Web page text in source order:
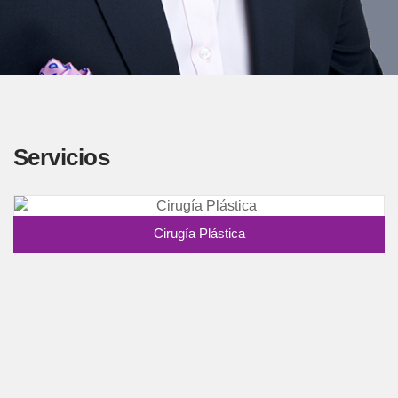
Servicios
Cirugía Plástica